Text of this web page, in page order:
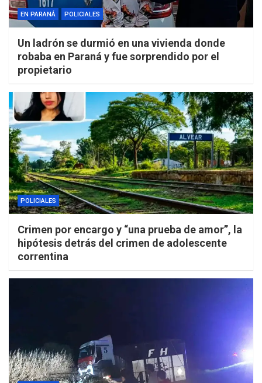
EN PARANÁ POLICIALES
Un ladrón se durmió en una vivienda donde
robaba en Paraná y fue sorprendido por el
propietario
POLICIALES
Crimen por encargo y “una prueba de amor”, la
hipótesis detrás del crimen de adolescente
correntina